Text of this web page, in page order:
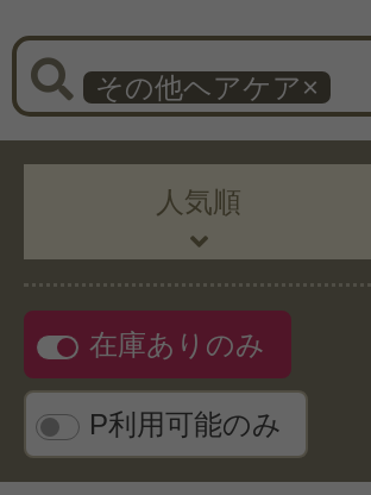
その他ヘアケア×
人気順
在庫ありのみ
P利用可能のみ